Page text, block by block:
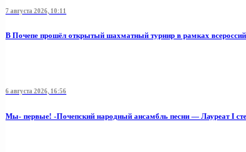
7 августа 2026, 10:11
В Почепе прошёл открытый шахматный турнир в рамках
6 августа 2026, 16:56
Мы- первые! -Почепский народный ансамбль песни — Лауреат I